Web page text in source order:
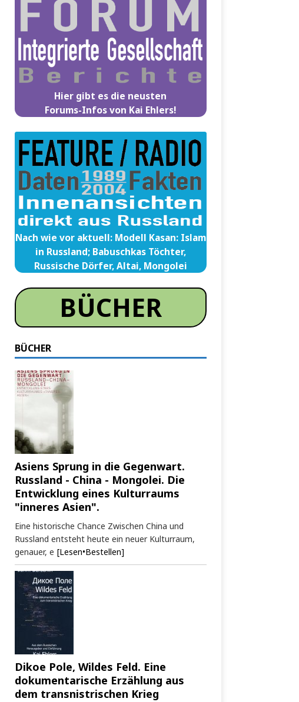
Hier gibt es die neusten
Forums-Infos von Kai Ehlers!
Nach wie vor aktuell: Modell Kasan: Islam
in Russland; Babuschkas Töchter,
Russische Dörfer, Altai, Mongolei
BÜCHER
BÜCHER
Asiens Sprung in die Gegenwart.
Russland - China - Mongolei. Die
Entwicklung eines Kulturraums
"inneres Asien".
Eine historische Chance Zwischen China und
Russland entsteht heute ein neuer Kulturraum,
genauer, e [Lesen•Bestellen]
Dikoe Pole, Wildes Feld. Eine
dokumentarische Erzählung aus
dem transnistrischen Krieg